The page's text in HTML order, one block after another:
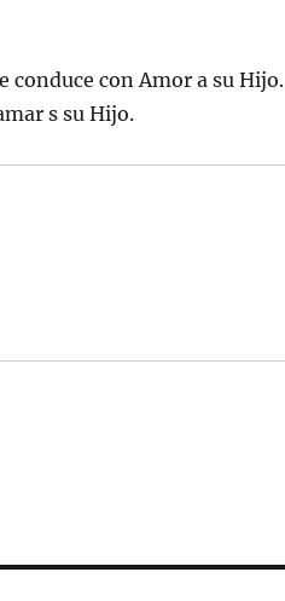
conduce con Amor a su Hijo.
s su Hijo.